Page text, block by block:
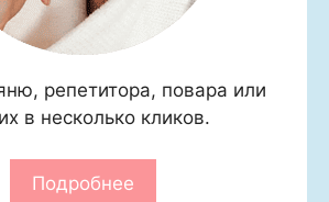
репетитора, повара или
в несколько кликов.
Подробнее